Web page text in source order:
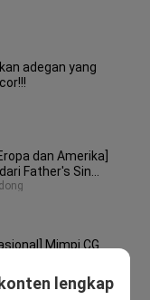
adegan yang
dan Amerika]
Father's Sin
Mimpi CG
lengkap